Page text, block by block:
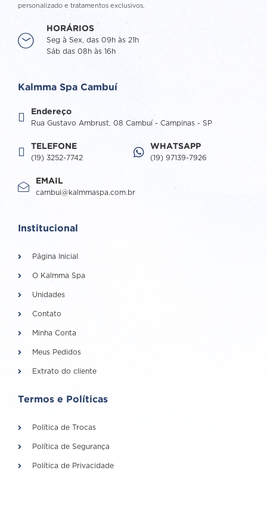
personalizado e tratamentos exclusivos.
HORÁRIOS
Seg à Sex, das 09h às 21h
Sáb das 08h às 16h
Kalmma Spa Cambuí
Endereço
Rua Gustavo Ambrust, 08 Cambuí - Campinas - SP
TELEFONE
(19) 3252-7742
WHATSAPP
(19) 97139-7926
EMAIL
cambui@kalmmaspa.com.br
Institucional
Página Inicial
O Kalmma Spa
Unidades
Contato
Minha Conta
Meus Pedidos
Extrato do cliente
Termos e Políticas
Política de Trocas
Política de Segurança
Política de Privacidade